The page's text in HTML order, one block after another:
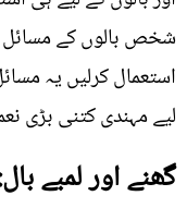
شخص بالوں کے مسائل
استعمال کرلیں یہ
لیے مہندی کتنی بڑی
گھنے اور لمبے